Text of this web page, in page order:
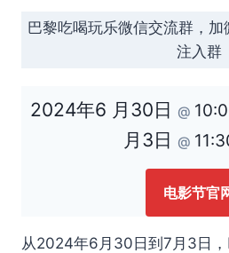
巴黎吃喝玩乐微信交流群，加
注入群
2024年6 月30日 @
月3日 @
电影节官
从2024年6月30日到7月3日